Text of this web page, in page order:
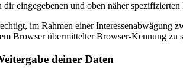
eingegebenen und oben näher
im Rahmen einer
Browser übermittelter Browser-Kennung
deiner Daten